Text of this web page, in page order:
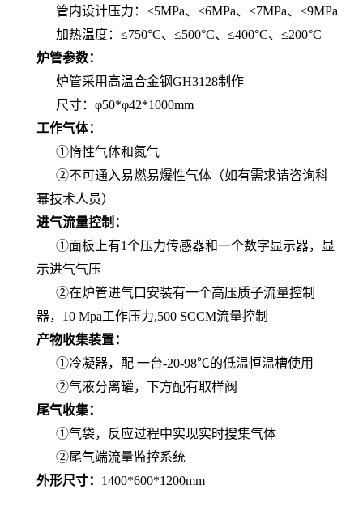
管内设计压力：≤5MPa、≤6MPa、≤7MPa、≤9MPa
加热温度：≤750°C、≤500°C、≤400°C、≤200°C
炉管参数：
炉管采用高温合金钢GH3128制作
尺寸：φ50*φ42*1000mm
工作气体：
①惰性气体和氮气
②不可通入易燃易爆性气体（如有需求请咨询科
幂技术人员）
进气流量控制：
①面板上有1个压力传感器和一个数字显示器，显
示进气气压
②在炉管进气口安装有一个高压质子流量控制
器，10 Mpa工作压力,500 SCCM流量控制
产物收集装置：
①冷凝器，配 一台-20-98℃的低温恒温槽使用
②气液分离罐，下方配有取样阀
尾气收集：
①气袋，反应过程中实现实时搜集气体
②尾气端流量监控系统
外形尺寸： 1400*600*1200mm